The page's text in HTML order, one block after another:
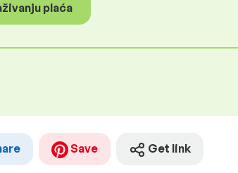
plaća
Save Get link